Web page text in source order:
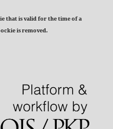
that is valid for the time of a
is removed.